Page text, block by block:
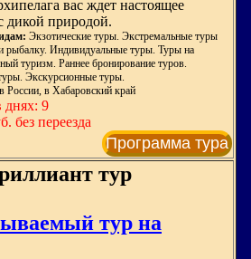
вас ждет настоящее
дикой природой.
Экзотические туры. Экстремальные туры
рыбалку. Индивидуальные туры. Туры на
туризм. Раннее бронирование туров.
Экскурсионные туры.
в России, в Хабаровский край
днях: 9
без переезда
Программа тура
тур
тур на